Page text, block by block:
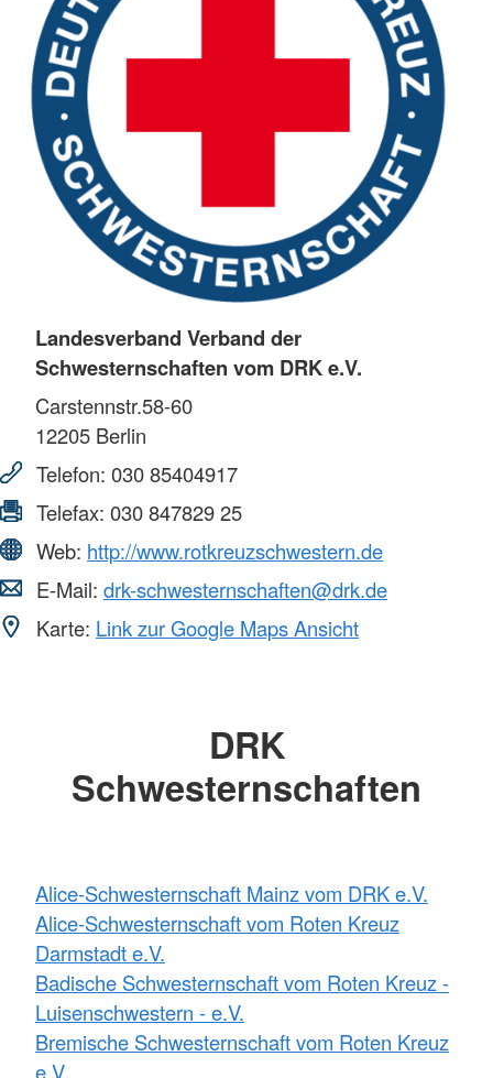
Landesverband Verband der
Schwesternschaften vom DRK e.V.
Carstennstr.58-60
12205 Berlin
Telefon: 030 85404917
Telefax: 030 847829 25
Web: http://www.rotkreuzschwestern.de
E-Mail: drk-schwesternschaften@drk.de
Karte: Link zur Google Maps Ansicht
DRK
Schwesternschaften
Alice-Schwesternschaft Mainz vom DRK e.V.
Alice-Schwesternschaft vom Roten Kreuz
Darmstadt e.V.
Badische Schwesternschaft vom Roten Kreuz -
Luisenschwestern - e.V.
Bremische Schwesternschaft vom Roten Kreuz
e.V.